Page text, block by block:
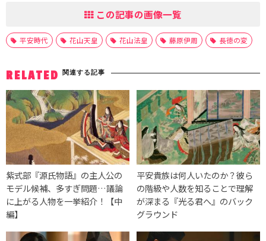
この記事の画像一覧
平安時代 花山天皇 花山法皇 藤原伊周 長徳の変
RELATED 関連する記事
紫式部『源氏物語』の主人公の
モデル候補、多すぎ問題…議論
に上がる人物を一挙紹介！【中
編】
平安貴族は何人いたのか？彼ら
の階級や人数を知ることで理解
が深まる『光る君へ』のバック
グラウンド